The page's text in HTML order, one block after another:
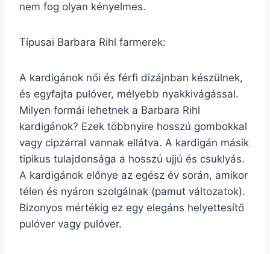
nem fog olyan kényelmes.
Típusai Barbara Rihl farmerek:
A kardigánok női és férfi dizájnban készülnek,
és egyfajta pulóver, mélyebb nyakkivágással.
Milyen formái lehetnek a Barbara Rihl
kardigánok? Ezek többnyire hosszú gombokkal
vagy cipzárral vannak ellátva. A kardigán másik
tipikus tulajdonsága a hosszú ujjú és csuklyás.
A kardigánok előnye az egész év során, amikor
télen és nyáron szolgálnak (pamut változatok).
Bizonyos mértékig ez egy elegáns helyettesítő
pulóver vagy pulóver.